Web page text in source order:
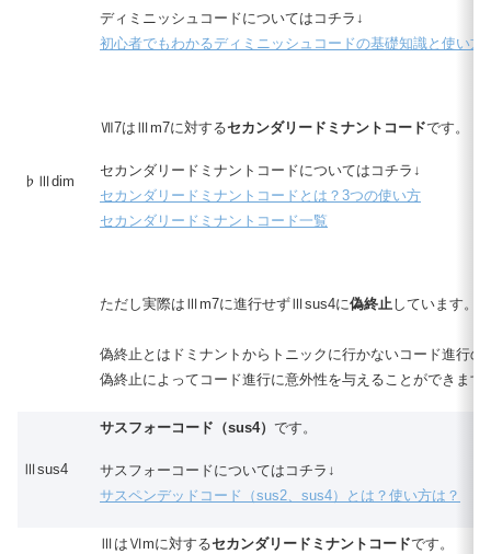
♭Ⅲdim
ディミニッシュコードについてはコチラ↓
初心者でもわかるディミニッシュコードの基礎知識と使い方
Ⅶ7はⅢm7に対するセカンダリードミナントコードです。
セカンダリードミナントコードについてはコチラ↓
セカンダリードミナントコードとは？3つの使い方
セカンダリードミナントコード一覧
ただし実際はⅢm7に進行せずⅢsus4に偽終止しています。
偽終止とはドミナントからトニックに行かないコード進行の
偽終止によってコード進行に意外性を与えることができます
Ⅲsus4
サスフォーコード（sus4） です。
サスフォーコードについてはコチラ↓
サスペンデッドコード（sus2、sus4）とは？使い方は？
ⅢはⅥmに対するセカンダリードミナントコードです。